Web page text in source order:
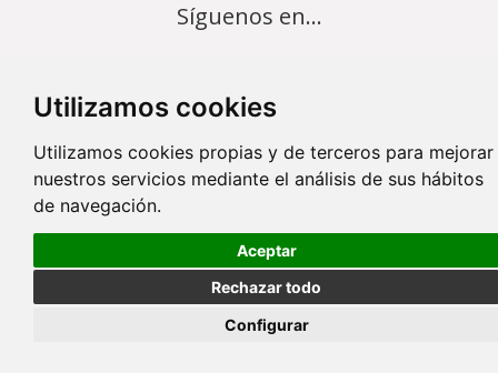
Utilizamos cookies
Utilizamos cookies propias y de terceros para mejorar
nuestros servicios mediante el análisis de sus hábitos
de navegación.
Aceptar
Rechazar todo
Configurar
Síguenos en...
Contacto
info@ciberisciii.es
© Copyright 2026 CIBER |
Portal de Transparencia
seguridad